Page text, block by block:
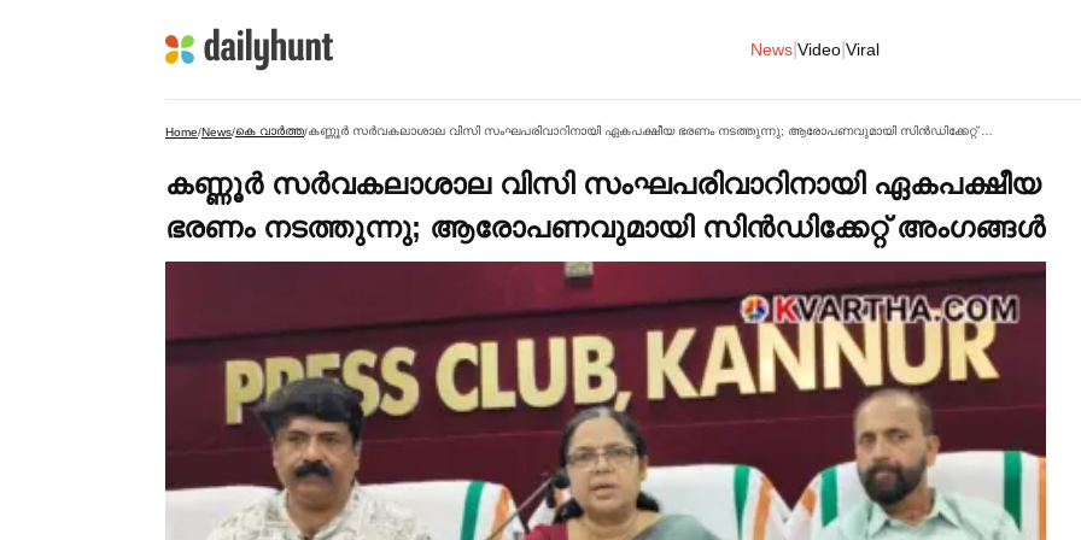
News Video Viral
Home/News/കെ വാര്‍ത്ത/
കണ്ണൂര്‍ സര്‍വകലാശാല വിസി സംഘപരിവാറിനായി ഏകപക്ഷീയ
ഭരണം നടത്തുന്നു; ആരോപണവുമായി സിൻഡിക്കേറ്റ് അംഗങ്ങള്‍